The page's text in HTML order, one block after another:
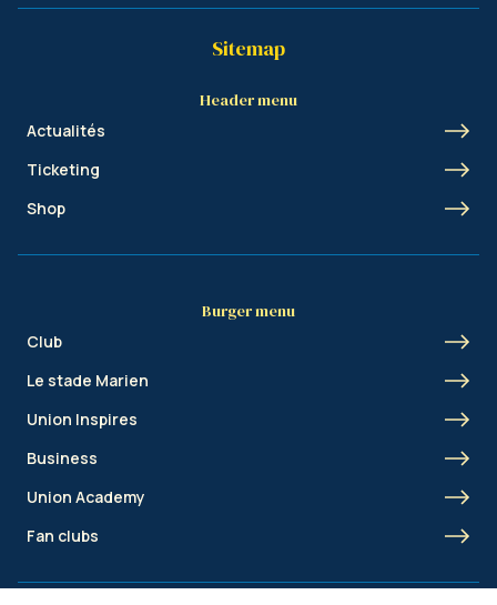
Sitemap
Header menu
Actualités
Ticketing
Shop
Burger menu
Club
Le stade Marien
Union Inspires
Business
Union Academy
Fan clubs